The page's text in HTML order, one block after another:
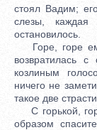
стоял Вадим;
слезы, каждая
остановилось.
Горе, горе
возвратилась
козлиным
ничего не
такое две
С горькой,
образом